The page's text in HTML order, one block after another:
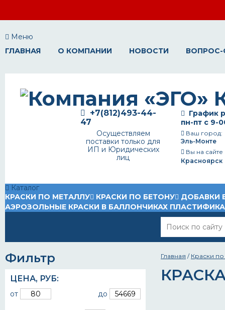
Меню
ГЛАВНАЯ
О КОМПАНИИ НОВОСТИ ВОПРОС-
График
пн-пт с 9-
Ваш город:
Эль-Монте
Вы на
Красноярск
+7(812)493-44-
47
Осуществляем
поставки только для
ИП и Юридических
лиц
Каталог
КРАСКИ ПО МЕТАЛЛУ
КРАСКИ ПО БЕТОНУ
ДОБАВКИ
АЭРОЗОЛЬНЫЕ КРАСКИ В БАЛЛОНЧИКАХ
Фильтр
ЦЕНА, РУБ:
от до
Главная / Краски